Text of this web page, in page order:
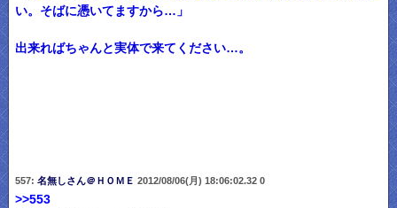
い。そばに憑いてますから…」
出来ればちゃんと実体で来てください…。
557: 名無しさん＠ＨＯＭＥ 2012/08/06(月) 18:06:02.32 0
>>553